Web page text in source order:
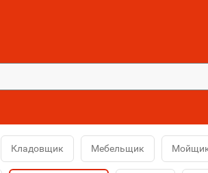
Кладовщик Мебельщик